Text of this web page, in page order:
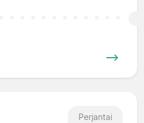
Perjantai